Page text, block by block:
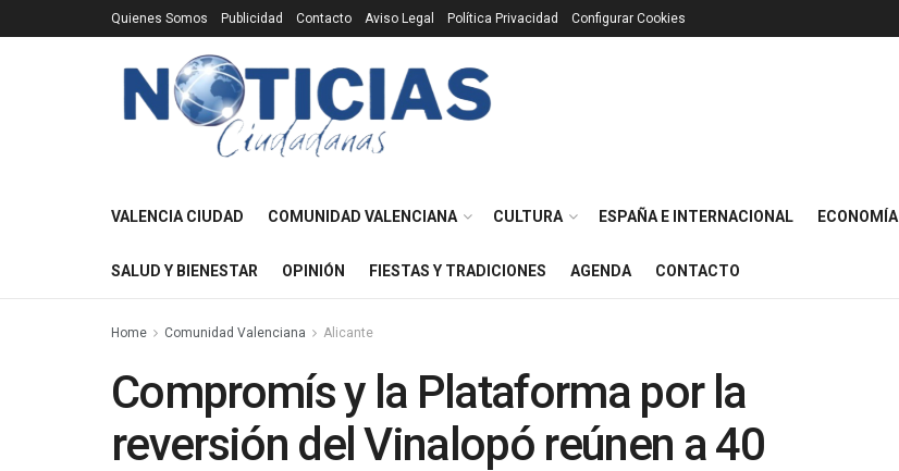
Quienes Somos Publicidad Contacto Aviso Legal Política Privacidad Configurar Cookies
VALENCIA CIUDAD COMUNIDAD VALENCIANA CULTURA ESPAÑA E INTERNACIONAL ECONOMÍA
SALUD Y BIENESTAR OPINIÓN FIESTAS Y TRADICIONES AGENDA CONTACTO
Home Comunidad Valenciana Alicante
Compromís y la Plataforma por la
reversión del Vinalopó reúnen a 40